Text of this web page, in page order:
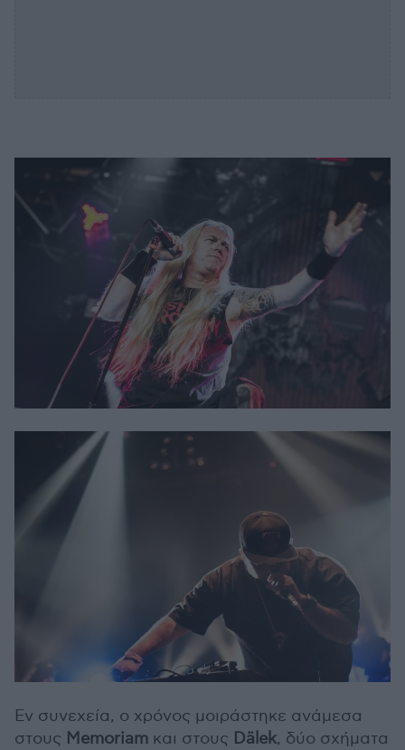
Εν συνεχεία, ο χρόνος μοιράστηκε ανάμεσα
στους Memoriam και στους Dälek, δύο σχήματα